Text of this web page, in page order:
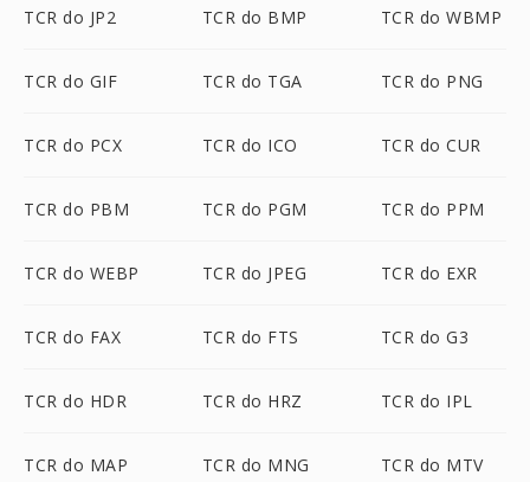
TCR do JP2 TCR do BMP TCR do WBMP
TCR do GIF TCR do TGA TCR do PNG
TCR do PCX TCR do ICO TCR do CUR
TCR do PBM TCR do PGM TCR do PPM
TCR do WEBP TCR do JPEG TCR do EXR
TCR do FAX TCR do FTS TCR do G3
TCR do HDR TCR do HRZ TCR do IPL
TCR do MAP TCR do MNG TCR do MTV